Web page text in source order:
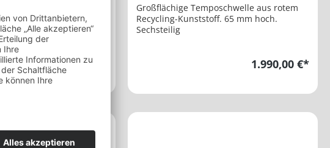
Gummi. 60 mm
Ab945,00 €*
Großflächige Temposchwelle aus rotem
Recycling-Kunststoff. 65 mm hoch.
Sechsteilig
1.990,00 €*